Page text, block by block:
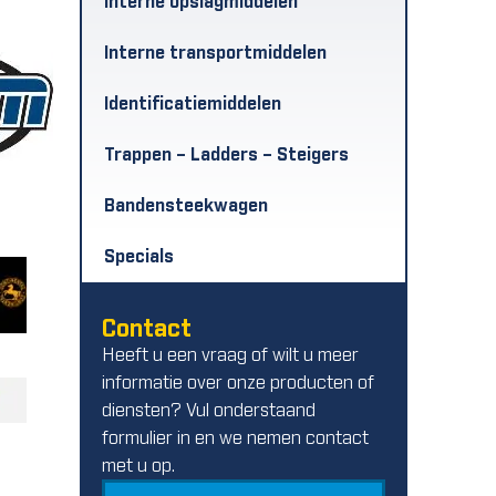
Interne transportmiddelen
Identificatiemiddelen
Trappen – Ladders – Steigers
Bandensteekwagen
Specials
Contact
Heeft u een vraag of wilt u meer
informatie over onze producten of
diensten? Vul onderstaand
formulier in en we nemen contact
met u op.